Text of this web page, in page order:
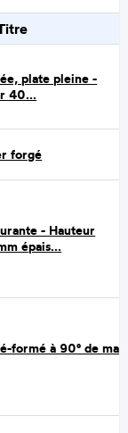
plate pleine -
40...
forgé
- Hauteur
épais...
formé à 90° de